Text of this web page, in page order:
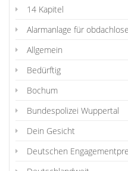
14 Kapitel
Alarmanlage für
Allgemein
Bedürftig
Bochum
Bundespolizei Wuppertal
Dein Gesicht
Deutschen